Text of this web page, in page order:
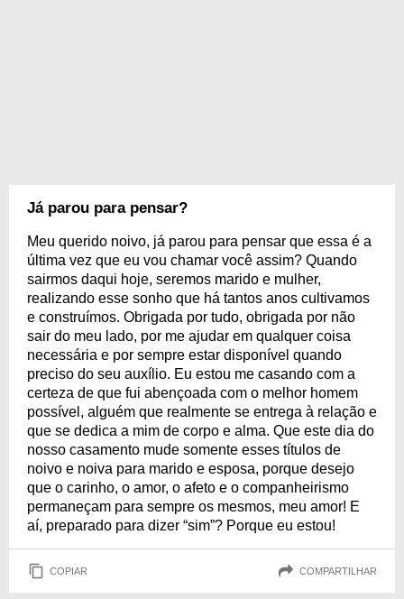
Já parou para pensar?
Meu querido noivo, já parou para pensar que essa é a
última vez que eu vou chamar você assim? Quando
sairmos daqui hoje, seremos marido e mulher,
realizando esse sonho que há tantos anos cultivamos
e construímos. Obrigada por tudo, obrigada por não
sair do meu lado, por me ajudar em qualquer coisa
necessária e por sempre estar disponível quando
preciso do seu auxílio. Eu estou me casando com a
certeza de que fui abençoada com o melhor homem
possível, alguém que realmente se entrega à relação e
que se dedica a mim de corpo e alma. Que este dia do
nosso casamento mude somente esses títulos de
noivo e noiva para marido e esposa, porque desejo
que o carinho, o amor, o afeto e o companheirismo
permaneçam para sempre os mesmos, meu amor! E
aí, preparado para dizer “sim”? Porque eu estou!
COPIAR COMPARTILHAR